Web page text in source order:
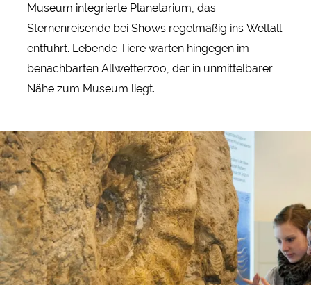
Museum integrierte Planetarium, das
Sternenreisende bei Shows regelmäßig ins Weltall
entführt. Lebende Tiere warten hingegen im
benachbarten Allwetterzoo, der in unmittelbarer
Nähe zum Museum liegt.